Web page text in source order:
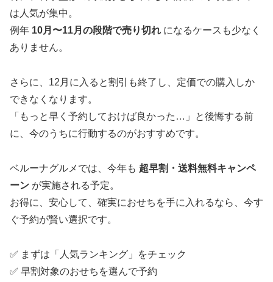
は人気が集中。
例年 10月〜11月の段階で売り切れ になるケースも少なく
ありません。
さらに、12月に入ると割引も終了し、定価での購入しか
できなくなります。
「もっと早く予約しておけば良かった…」と後悔する前
に、今のうちに行動するのがおすすめです。
ベルーナグルメでは、今年も 超早割・送料無料キャンペ
ーン が実施される予定。
お得に、安心して、確実におせちを手に入れるなら、今す
ぐ予約が賢い選択です。
✅ まずは「人気ランキング」をチェック
✅ 早割対象のおせちを選んで予約